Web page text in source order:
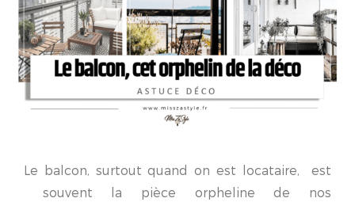
Le balcon, surtout quand on est locataire, est
souvent la pièce orpheline de nos